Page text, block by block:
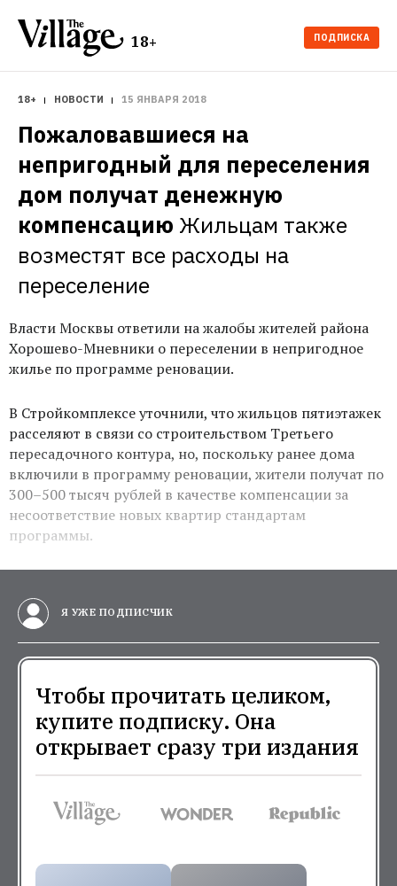
18+ ПОДПИСКА
18+ НОВОСТИ 15 ЯНВАРЯ 2018
Пожаловавшиеся на
непригодный для переселения
дом получат денежную
компенсацию Жильцам также
возместят все расходы на
переселение
Власти Москвы ответили на жалобы жителей района
Хорошево-Мневники о переселении в непригодное
жилье по программе реновации.
В Стройкомплексе уточнили, что жильцов пятиэтажек
расселяют в связи со строительством Третьего
пересадочного контура, но, поскольку ранее дома
включили в программу реновации, жители получат по
300–500 тысяч рублей в качестве компенсации за
несоответствие новых квартир стандартам
программы.
Я УЖЕ ПОДПИСЧИК
Чтобы прочитать целиком,
купите подписку. Она
открывает сразу три издания